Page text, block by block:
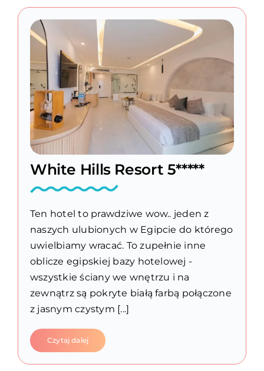
White Hills Resort 5*****
Ten hotel to prawdziwe wow.. jeden z
naszych ulubionych w Egipcie do którego
uwielbiamy wracać. To zupełnie inne
oblicze egipskiej bazy hotelowej -
wszystkie ściany we wnętrzu i na
zewnątrz są pokryte białą farbą połączone
z jasnym czystym [...]
Czytaj dalej